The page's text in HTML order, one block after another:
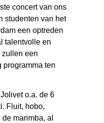
concert van ons
studenten van het
een optreden
talentvolle en
zullen een
ten
o.a. de 6
Fluit, hobo,
marimba, al